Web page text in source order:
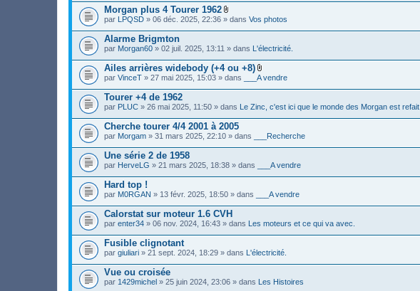
c
h
i
e
(
)
o
i
s
)
Morgan plus 4 Tourer 1962
F
c
i
e
r
(
o
i
n
t
)
par LPQSD » 06 déc. 2025, 22:36 » dans Vos photos
Alarme Brigmton
par Morgan60 » 02 juil. 2025, 13:11 » dans L'électricité.
Ailes arrières widebody (+4 ou +8)
F
c
i
e
o
i
)
par VinceT » 27 mai 2025, 15:03 » dans ___A vendre
Tourer +4 de 1962
par PLUC » 26 mai 2025, 11:50 » dans Le Zinc, c'est ici que le monde des Morgan est refait.
Cherche tourer 4/4 2001 à 2005
par Morgam » 31 mars 2025, 22:10 » dans ___Recherche
Une série 2 de 1958
par HerveLG » 21 mars 2025, 18:38 » dans ___A vendre
Hard top !
par M0RGAN » 13 févr. 2025, 18:50 » dans ___A vendre
Calorstat sur moteur 1.6 CVH
par enter34 » 06 nov. 2024, 16:43 » dans Les moteurs et ce qui va avec.
Fusible clignotant
par giuliari » 21 sept. 2024, 18:29 » dans L'électricité.
Vue ou croisée
par 1429michel » 25 juin 2024, 23:06 » dans Les Histoires